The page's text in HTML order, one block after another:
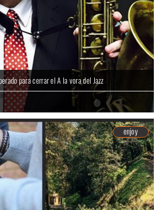
para cerrar el A la vora del Jazz
enjoy